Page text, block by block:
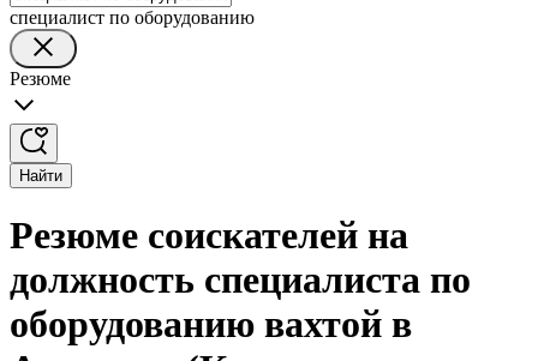
специалист по оборудованию
Резюме
Найти
Резюме соискателей на
должность специалиста по
оборудованию вахтой в